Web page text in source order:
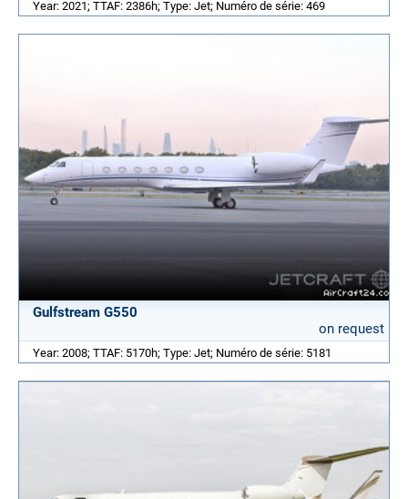
Year: 2021; TTAF: 2386h; Type: Jet; Numéro de série: 469
Gulfstream G550
on request
Year: 2008; TTAF: 5170h; Type: Jet; Numéro de série: 5181